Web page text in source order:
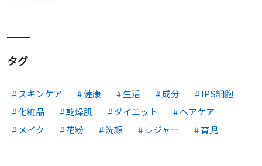
タグ
スキンケア 健康 生活 成分
IPS細胞
化粧品
乾燥肌 ダイエット
ヘアケア
メイク
花粉 洗顔 レジャー 育児